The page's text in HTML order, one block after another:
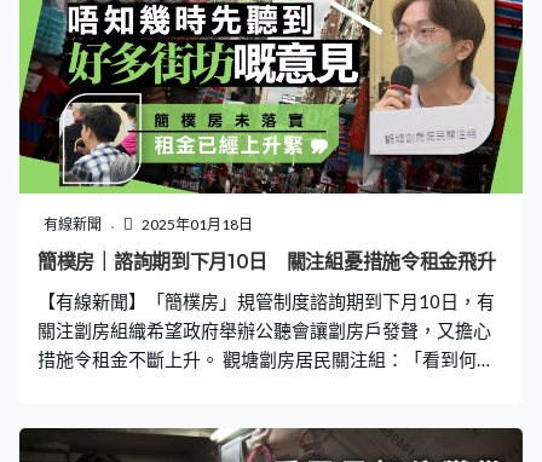
單位的總租金，不可超出差估署的估值兩成。
有線新聞 2025年01月18日
簡樸房｜諮詢期到下月10日 關注組憂措施令租金飛升
【有線新聞】「簡樸房」規管制度諮詢期到下月10日，有
關注劏房組織希望政府舉辦公聽會讓劏房戶發聲，又擔心
措施令租金不斷上升。 觀塘劏房居民關注組：「看到何局
該進行較大的諮詢工作，特別是舉辦公聽會。」 荃灣劏房